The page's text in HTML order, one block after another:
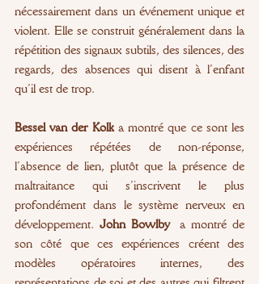
nécessairement dans un événement unique et
violent. Elle se construit généralement dans la
répétition des signaux subtils, des silences, des
regards, des absences qui disent à l’enfant
qu’il est de trop.
Bessel van der Kolk a montré que ce sont les
expériences répétées de non-réponse,
l’absence de lien, plutôt que la présence de
maltraitance qui s’inscrivent le plus
profondément dans le système nerveux en
développement. John Bowlby a montré de
son côté que ces expériences créent des
modèles opératoires internes, des